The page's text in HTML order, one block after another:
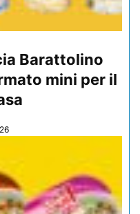
Barattolino
mini per il